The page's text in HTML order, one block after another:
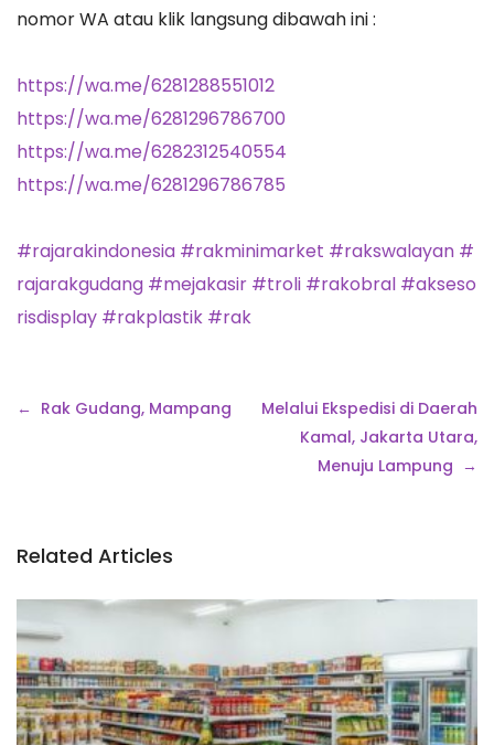
nomor WA atau klik langsung dibawah ini :
https://wa.me/6281288551012
https://wa.me/6281296786700
https://wa.me/6282312540554
https://wa.me/6281296786785
#rajarakindonesia #rakminimarket #rakswalayan #
rajarakgudang #mejakasir #troli #rakobral #akseso
risdisplay #rakplastik #rak
Navigasi
Rak Gudang, Mampang
Melalui Ekspedisi di Daerah
Kamal, Jakarta Utara,
Menuju Lampung
Related Articles